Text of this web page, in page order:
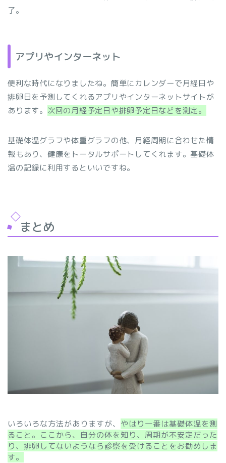
了。
アプリやインターネット
便利な時代になりましたね。簡単にカレンダーで月経日や
排卵日を予測してくれるアプリやインターネットサイトが
あります。 次回の月経予定日や排卵予定日などを測定。
基礎体温グラフや体重グラフの他、月経周期に合わせた情
報もあり、健康をトータルサポートしてくれます。基礎体
温の記録に利用するといいですね。
まとめ
いろいろな方法がありますが、 やはり一番は基礎体温を測
ること。ここから、自分の体を知り、周期が不安定だった
り、排卵してないようなら診察を受けることをお勧めしま
す。